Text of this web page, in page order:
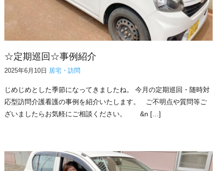
☆定期巡回☆事例紹介
2025年6月10日 居宅・訪問
じめじめとした季節になってきましたね。 今月の定期巡回・随時対
応型訪問介護看護の事例を紹介いたします。 ご不明点や質問等ご
ざいましたらお気軽にご相談ください。 &n […]